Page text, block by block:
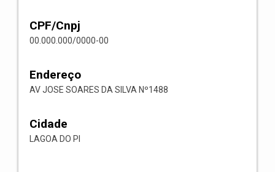
CPF/Cnpj
00.000.000/0000-00
Endereço
AV JOSE SOARES DA SILVA Nº1488
Cidade
LAGOA DO PI